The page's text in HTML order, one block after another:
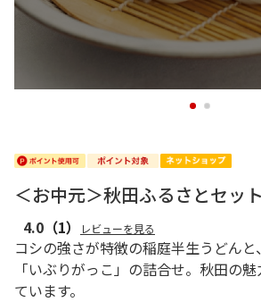
1 2
＜お中元＞秋田ふるさとセット
4.0 （1） レビューを見る
コシの強さが特徴の稲庭半生うどん
「いぶりがっこ」の詰合せ。秋田の
ています。